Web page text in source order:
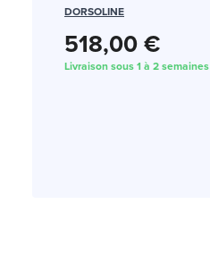
DORSOLINE
518,00 €
Livraison sous 1 à 2 semaines